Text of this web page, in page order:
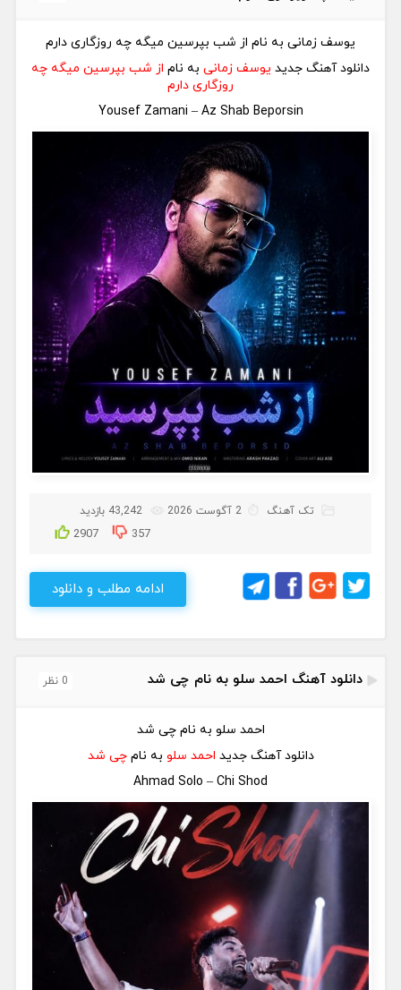
یوسف زمانی به نام از شب بپرسین میگه چه روزگاری دارم
دانلود آهنگ جدید یوسف زمانی به نام از شب بپرسین میگه چه
روزگاری دارم
Yousef Zamani – Az Shab Beporsin
تک آهنگ 2 آگوست 2026 43,242 بازدید
2907 357
ادامه مطلب و دانلود
دانلود آهنگ احمد سلو به نام چی شد 0 نظر
احمد سلو به نام چی شد
دانلود آهنگ جدید احمد سلو به نامچی شد
Ahmad Solo – Chi Shod